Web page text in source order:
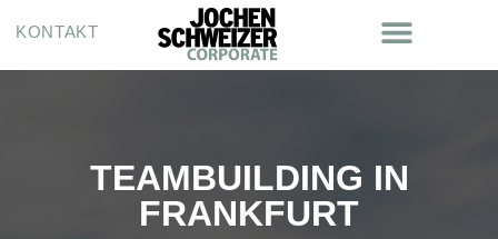
KONTAKT
TEAMBUILDING IN
FRANKFURT